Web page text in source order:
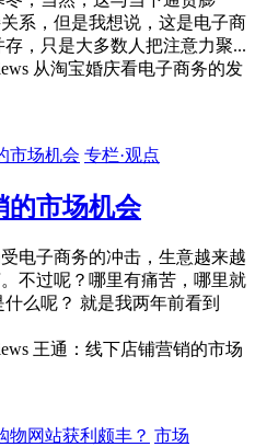
系，但是我想说，这是电子商
，只是大多数人把注意力聚...
从淘宝婚庆看电子商务的发
专栏·观点
的市场机会
电子商务的冲击，生意越来越
不过呢？哪里有痛苦，哪里就
么呢？ 就是我两年前看到
王通：线下店铺营销的市场
市场